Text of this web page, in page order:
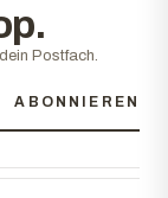
Postfach.
ABONNIEREN